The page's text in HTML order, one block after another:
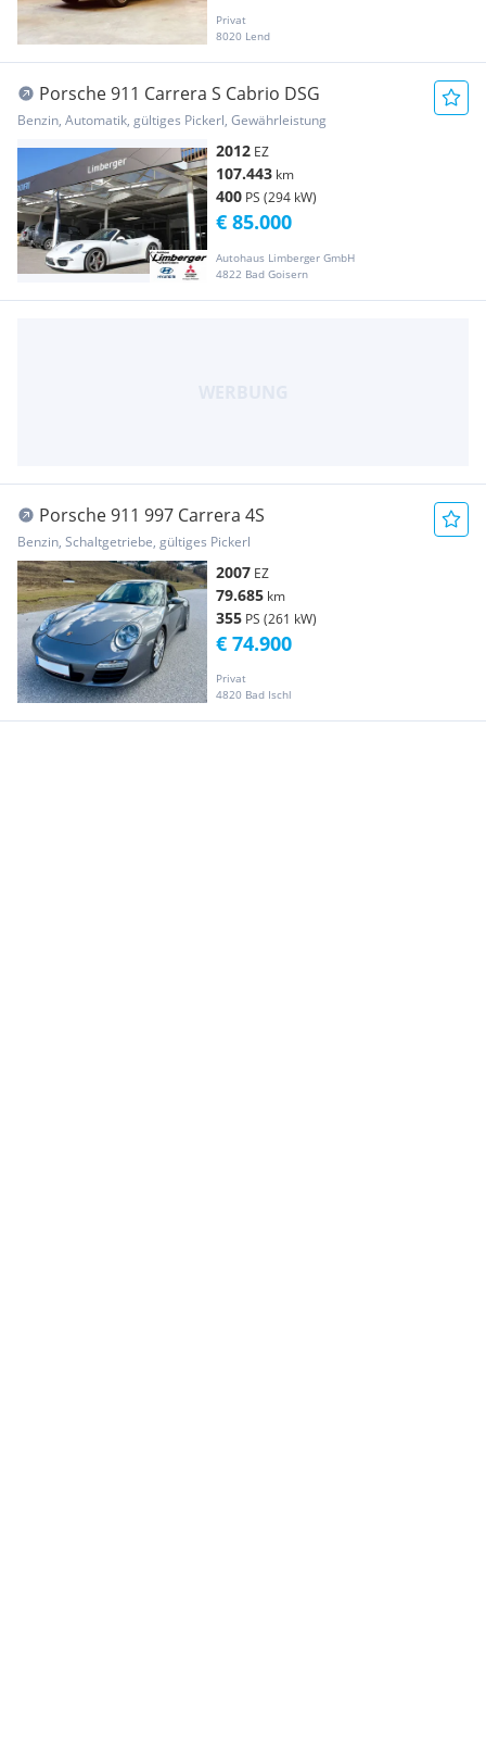
Privat
8020 Lend
Porsche 911 Carrera S Cabrio DSG
Benzin, Automatik, gültiges Pickerl, Gewährleistung
2012 EZ
107.443 km
400 PS (294 kW)
Autohaus Limberger GmbH
4822 Bad Goisern
€ 85.000
Porsche 911 997 Carrera 4S
Benzin, Schaltgetriebe, gültiges Pickerl
2007 EZ
79.685 km
355 PS (261 kW)
Privat
4820 Bad Ischl
€ 74.900